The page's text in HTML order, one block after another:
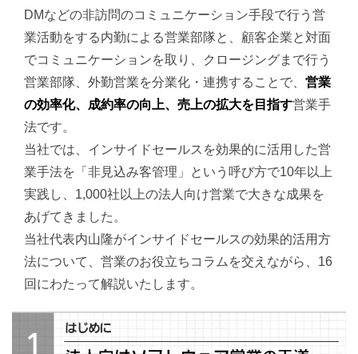
DMなどの非訪問のコミュニケーション手段で行う営
業活動をする内勤による営業部隊と、顧客企業と対面
でコミュニケーションを取り、クロージングまで行う
営業部隊、外勤営業を分業化・連携することで、 営業
の効率化、成約率の向上、売上の拡大を目指す営業手
法です。
当社では、インサイドセールスを効果的に活用した営
業手法を「非見込み客管理」という呼び方で10年以上
実践し、1,000社以上の法人向け営業で大きな成果を
あげてきました。
当社代表内山隆がインサイドセールスの効果的活用方
法について、営業のお役立ちコラムを交えながら、16
回にわたって解説いたします。